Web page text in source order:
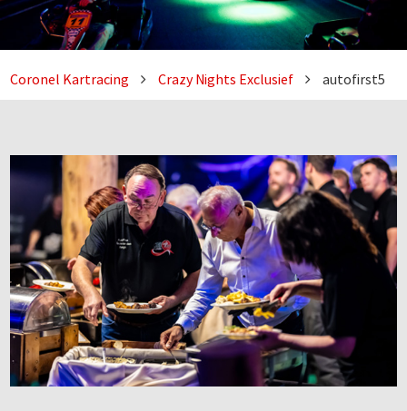
Coronel Kartracing Crazy Nights Exclusief autofirst5